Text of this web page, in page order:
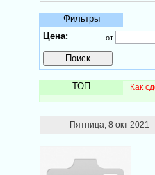
Фильтры
Цена:
от
ТОП Как
Пятница, 8 окт 2021